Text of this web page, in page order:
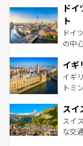
せる
ンテ
で、
聖堂
から
れ、
香り
らに
も豊
を参
ド
ト
ドイ
の中
顔を
ルリ
して
は、お
ドイ
イギ
イギ
トミ
リア
ティ
戦な
スイ
スイ
な交